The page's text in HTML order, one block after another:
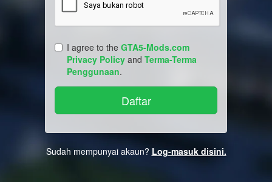
I agree to the GTA5-Mods.com
Privacy Policy and Terma-Terma
Penggunaan.
Sudah mempunyai akaun? Log-masuk disini.